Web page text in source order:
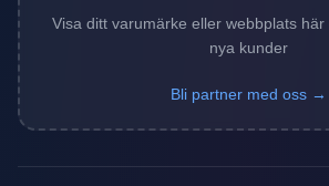
Visa ditt varumärke eller webbplats
nya kunder
Bli partner med oss →